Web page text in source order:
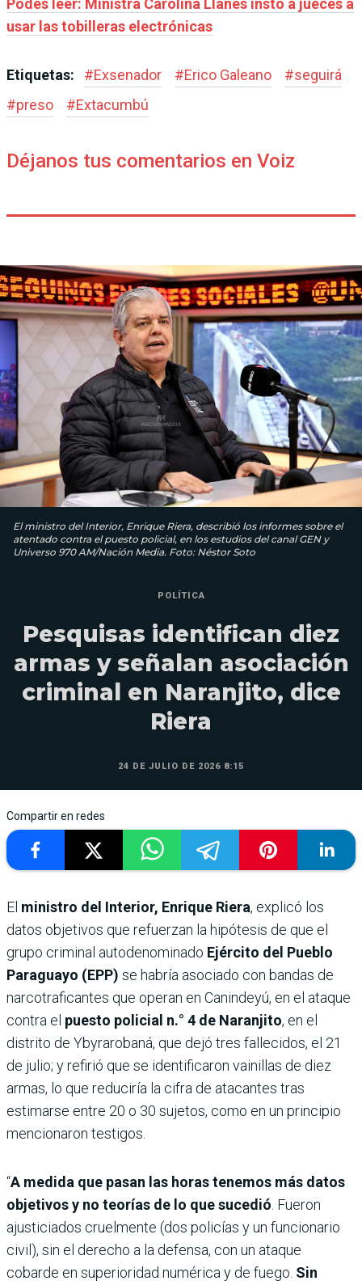
Podes leer: Ministra Carolina Llanes instó a jueces a
usar las tobilleras electrónicas
Etiquetas: #Exsenador #Erico Galeano #seguirá
#preso #Extacumbú
Déjanos tus comentarios en Voiz
El ministro del Interior, Enrique Riera, describió los informes sobre el
atentado contra el puesto policial, en los estudios del canal GEN y
Universo 970 AM/Nación Media. Foto: Néstor Soto
POLÍTICA
Pesquisas identifican diez
armas y señalan asociación
criminal en Naranjito, dice
Riera
24 DE JULIO DE 2026 8:15
Compartir en redes
El ministro del Interior, Enrique Riera, explicó los
datos objetivos que refuerzan la hipótesis de que el
grupo criminal autodenominado Ejército del Pueblo
Paraguayo (EPP) se habría asociado con bandas de
narcotraficantes que operan en Canindeyú, en el ataque
contra el puesto policial n.° 4 de Naranjito, en el
distrito de Ybyrarobaná, que dejó tres fallecidos, el 21
de julio; y refirió que se identificaron vainillas de diez
armas, lo que reduciría la cifra de atacantes tras
estimarse entre 20 o 30 sujetos, como en un principio
mencionaron testigos.
“A medida que pasan las horas tenemos más datos
objetivos y no teorías de lo que sucedió . Fueron
ajusticiados cruelmente (dos policías y un funcionario
civil), sin el derecho a la defensa, con un ataque
cobarde en superioridad numérica y de fuego. Sin